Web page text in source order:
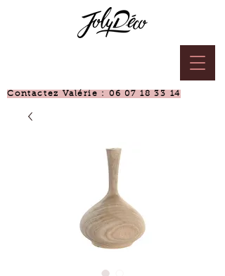
Contactez Valérie :06 07 18 33 14